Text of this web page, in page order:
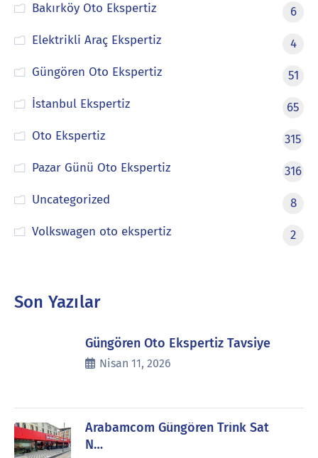
Bakırköy Oto Ekspertiz
6
Elektrikli Araç Ekspertiz
4
Güngören Oto Ekspertiz
51
İstanbul Ekspertiz
65
Oto Ekspertiz
315
Pazar Günü Oto Ekspertiz
316
Uncategorized
8
Volkswagen oto ekspertiz
2
Son Yazılar
Güngören Oto Ekspertiz Tavsiye
Nisan 11, 2026
Arabamcom Güngören Trink Sat
N…